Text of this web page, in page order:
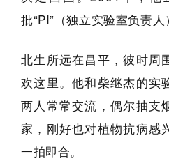
批“PI”（独立实验室负责人
北生所远在昌平，彼时周
欢这里。他和柴继杰的实
两人常常交流，偶尔抽支
家，刚好也对植物抗病感
一拍即合。